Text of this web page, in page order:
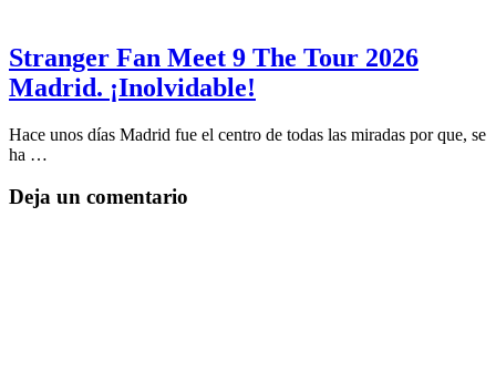
Stranger Fan Meet 9 The Tour 2026
Madrid. ¡Inolvidable!
Hace unos días Madrid fue el centro de todas las miradas por que, se
ha …
Deja un comentario